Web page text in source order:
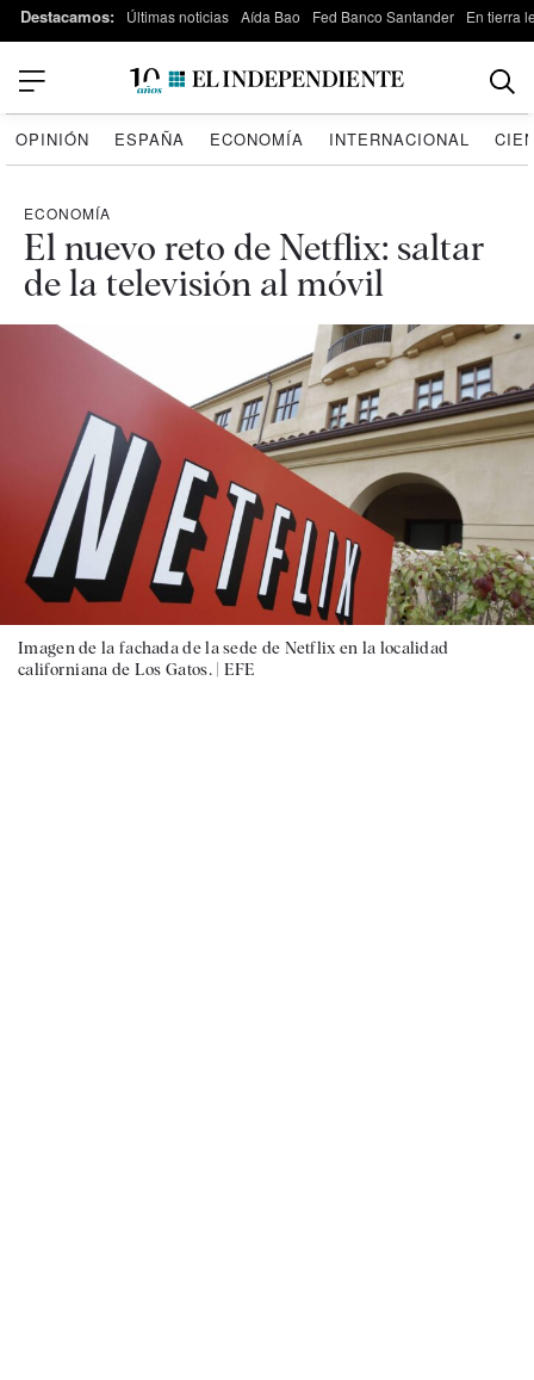
Destacamos: Últimas noticias Aída Bao Fed Banco Santander En tierra
OPINIÓN ESPAÑA ECONOMÍA INTERNACIONAL
ECONOMÍA
El nuevo reto de Netflix: saltar
de la televisión al móvil
Imagen de la fachada de la sede de Netflix en la localidad
californiana de Los Gatos. | EFE